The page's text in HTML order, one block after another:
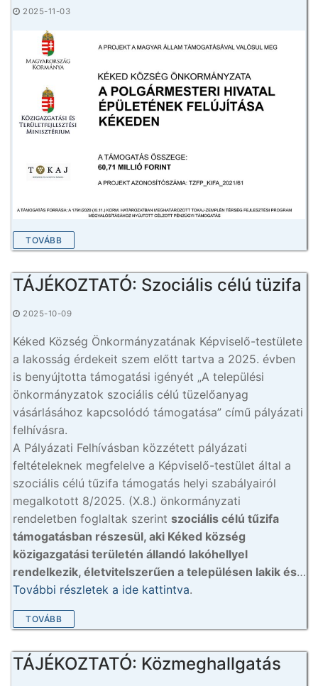
2025-11-03
TOVÁBB
TÁJÉKOZTATÓ: Szociális célú tüzifa
2025-10-09
Kéked Község Önkormányzatának Képviselő-testülete
a lakosság érdekeit szem előtt tartva a 2025. évben
is benyújtotta támogatási igényét „A települési
önkormányzatok szociális célú tüzelőanyag
vásárlásához kapcsolódó támogatása” című pályázati
felhívásra.
A Pályázati Felhívásban közzétett pályázati
feltételeknek megfelelve a Képviselő-testület által a
szociális célú tűzifa támogatás helyi szabályairól
megalkotott 8/2025. (X.8.) önkormányzati
rendeletben foglaltak szerint szociális célú tűzifa
támogatásban részesül, aki Kéked község
közigazgatási területén állandó lakóhellyel
rendelkezik, életvitelszerűen a településen lakik és…
További részletek a ide kattintva.
TOVÁBB
TÁJÉKOZTATÓ: Közmeghallgatás